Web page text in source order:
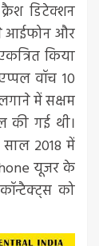
डिटेक्शन
आईफोन और
किया
वॉच 10
में सक्षम
की गई थी।
2018 में
यूजर के
को